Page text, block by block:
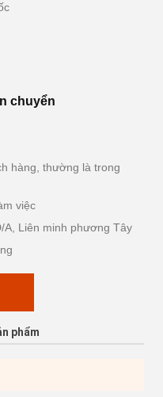
chuyển
hàng, thường là trong
việc
A, Liên minh phương Tây
phẩm